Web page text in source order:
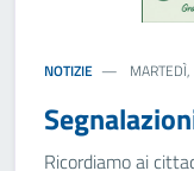
NOTIZIE
Ricordiamo ai